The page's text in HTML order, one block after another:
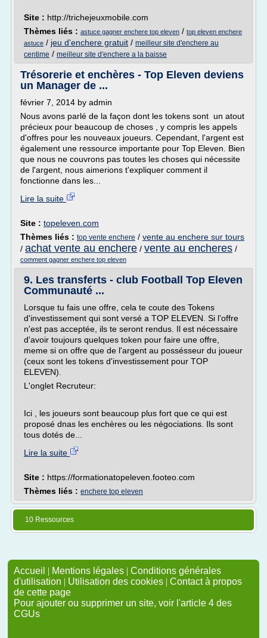
Site : http://trichejeuxmobile.com
Thèmes liés : astuce gagner enchere top eleven / top eleven enchere
astuce / jeu d'enchere gratuit / meilleur site d'enchere au
centime / meilleur site d'enchere a la baisse
Trésorerie et enchères - Top Eleven deviens
un Manager de ...
février 7, 2014 by admin
Nous avons parlé de la façon dont les tokens sont un atout
précieux pour beaucoup de choses , y compris les appels
d'offres pour les nouveaux joueurs. Cependant, l'argent est
également une ressource importante pour Top Eleven. Bien
que nous ne couvrons pas toutes les choses qui nécessite
de l'argent, nous aimerions t'expliquer comment il
fonctionne dans les...
Lire la suite
Site : topeleven.com
Thèmes liés : top vente enchere / vente au enchere sur tours
/ achat vente au enchere / vente au encheres /
comment gagner enchere top eleven
9. Les transferts - club Football Top Eleven
Communauté ...
Lorsque tu fais une offre, cela te coute des Tokens
d'investissement qui sont versé a TOP ELEVEN. Si l'offre
n'est pas acceptée, ils te seront rendus. Il est nécessaire
d'avoir toujours quelques token pour faire une offre,
meme si on offre que de l'argent au possésseur du joueur
(ceux sont les tokens d'investissement pour TOP
ELEVEN).
L'onglet Recruteur:
Ici , les joueurs sont beaucoup plus fort que ce qui est
proposé dnas les enchères ou les négociations. Ils sont
tous dotés de...
Lire la suite
Site : https://formationatopeleven.footeo.com
Thèmes liés : enchere top eleven
10 Ressources
Accueil | Mentions légales | Conditions générales
d'utilisation | Utilisation des cookies | Contact à propos
de cette page
Pour ajouter ou supprimer un site, voir l'article 4 des
CGUs